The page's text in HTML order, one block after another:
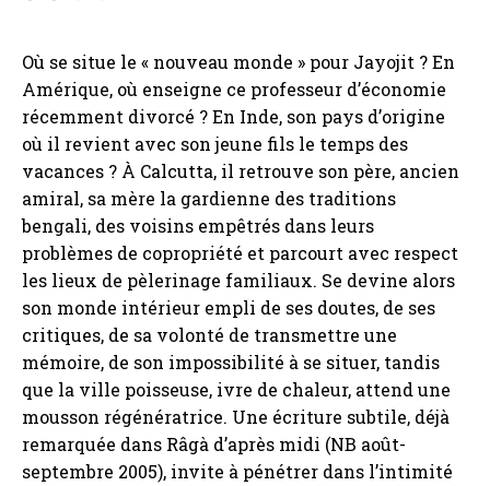
Où se situe le « nouveau monde » pour Jayojit ? En
Amérique, où enseigne ce professeur d’économie
récemment divorcé ? En Inde, son pays d’origine
où il revient avec son jeune fils le temps des
vacances ? À Calcutta, il retrouve son père, ancien
amiral, sa mère la gardienne des traditions
bengali, des voisins empêtrés dans leurs
problèmes de copropriété et parcourt avec respect
les lieux de pèlerinage familiaux. Se devine alors
son monde intérieur empli de ses doutes, de ses
critiques, de sa volonté de transmettre une
mémoire, de son impossibilité à se situer, tandis
que la ville poisseuse, ivre de chaleur, attend une
mousson régénératrice. Une écriture subtile, déjà
remarquée dans Râgà d’après midi (NB août-
septembre 2005), invite à pénétrer dans l’intimité